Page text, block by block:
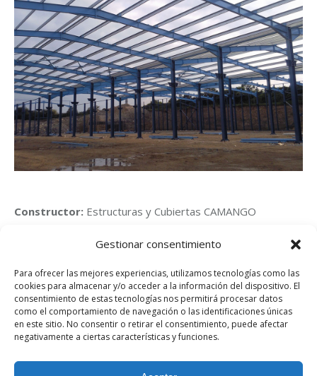
Gestionar consentimiento
Para ofrecer las mejores experiencias, utilizamos tecnologías como las
cookies para almacenar y/o acceder a la información del dispositivo. El
consentimiento de estas tecnologías nos permitirá procesar datos
como el comportamiento de navegación o las identificaciones únicas
en este sitio. No consentir o retirar el consentimiento, puede afectar
negativamente a ciertas características y funciones.
Constructor: Estructuras y Cubiertas CAMANGO
Navegación
entre
proyectos
ANTERIOR
Proyecto
anterior
Nave Expedición Bobinas Arcelor Aviles
SIGUIENTE
Edificio Campus Viesques Gijón